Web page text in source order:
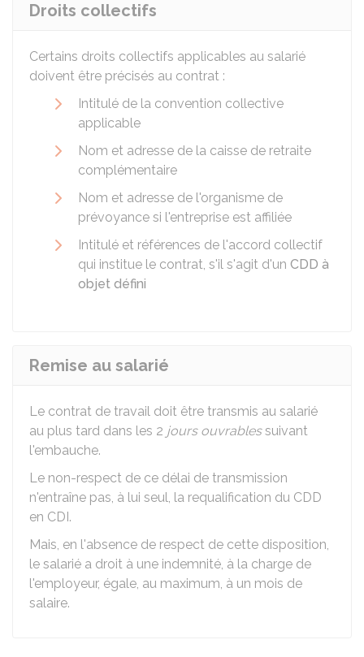
Droits collectifs
Certains droits collectifs applicables au salarié
doivent être précisés au contrat :
Intitulé de la convention collective
applicable
Nom et adresse de la caisse de retraite
complémentaire
Nom et adresse de l'organisme de
prévoyance si l'entreprise est affiliée
Intitulé et références de l'accord collectif
qui institue le contrat, s'il s'agit d'un CDD à
objet défini
Remise au salarié
Le contrat de travail doit être transmis au salarié
au plus tard dans les 2 jours ouvrablessuivant
l'embauche.
Le non-respect de ce délai de transmission
n'entraîne pas, à lui seul, la requalification du CDD
en CDI.
Mais, en l'absence de respect de cette disposition,
le salarié a droit à une indemnité, à la charge de
l'employeur, égale, au maximum, à un mois de
salaire.